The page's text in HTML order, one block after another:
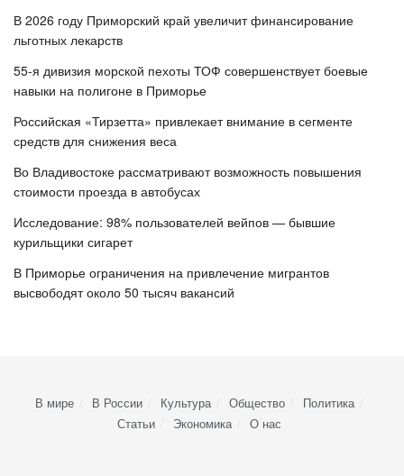
В 2026 году Приморский край увеличит финансирование
льготных лекарств
55-я дивизия морской пехоты ТОФ совершенствует боевые
навыки на полигоне в Приморье
Российская «Тирзетта» привлекает внимание в сегменте
средств для снижения веса
Во Владивостоке рассматривают возможность повышения
стоимости проезда в автобусах
Исследование: 98% пользователей вейпов — бывшие
курильщики сигарет
В Приморье ограничения на привлечение мигрантов
высвободят около 50 тысяч вакансий
В мире В России Культура Общество
Политика
Статьи
Экономика О нас